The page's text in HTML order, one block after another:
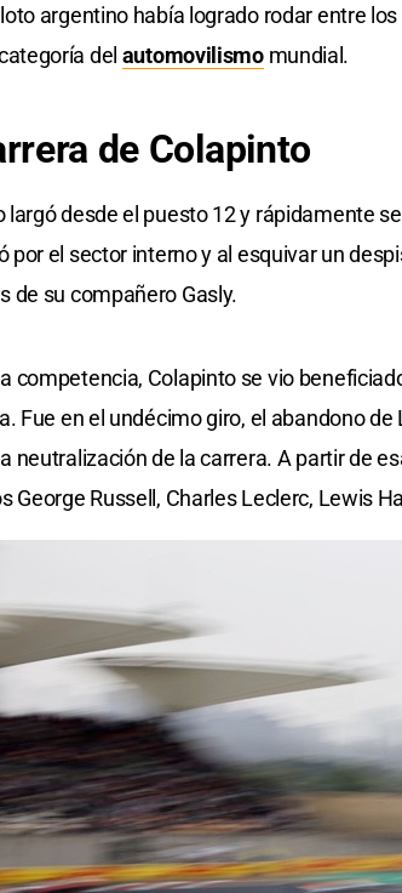
argentino había logrado rodar entre
del automovilismomundial.
de Colapinto
largó desde el puesto 12 y rápidamente
por el sector interno y al esquivar un
de su compañero Gasly.
competencia, Colapinto se vio
Fue en el undécimo giro, el abandono
neutralización de la carrera. A partir de
George Russell, Charles Leclerc, Lewis